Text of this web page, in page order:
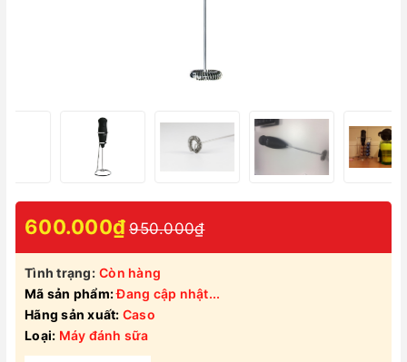
600.000₫ 950.000₫
Tình trạng: Còn hàng
Mã sản phẩm:Đang cập nhật...
Hãng sản xuất: Caso
Loại: Máy đánh sữa